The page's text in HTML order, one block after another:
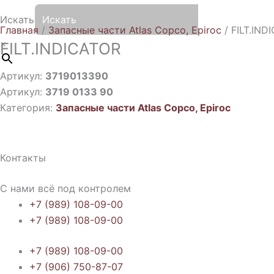
Искать
×
Главная / Запасные части Atlas Copco, Epiroc /
FILT.INDICATOR
Артикул: 3719013390
Артикул: 3719 0133 90
Категория: Запасные части Atlas Copco, Epiroc
Контакты
С нами всё под контролем
+7 (989) 108-09-00
+7 (989) 108-09-00
+7 (989) 108-09-00
+7 (906) 750-87-07